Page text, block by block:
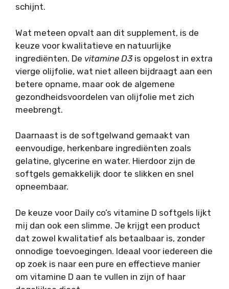
schijnt.
Wat meteen opvalt aan dit supplement, is de
keuze voor kwalitatieve en natuurlijke
ingrediënten. De vitamine D3is opgelost in extra
vierge olijfolie, wat niet alleen bijdraagt aan een
betere opname, maar ook de algemene
gezondheidsvoordelen van olijfolie met zich
meebrengt.
Daarnaast is de softgelwand gemaakt van
eenvoudige, herkenbare ingrediënten zoals
gelatine, glycerine en water. Hierdoor zijn de
softgels gemakkelijk door te slikken en snel
opneembaar.
De keuze voor Daily co’s vitamine D softgels lijkt
mij dan ook een slimme. Je krijgt een product
dat zowel kwalitatief als betaalbaar is, zonder
onnodige toevoegingen. Ideaal voor iedereen die
op zoek is naar een pure en effectieve manier
om vitamine D aan te vullen in zijn of haar